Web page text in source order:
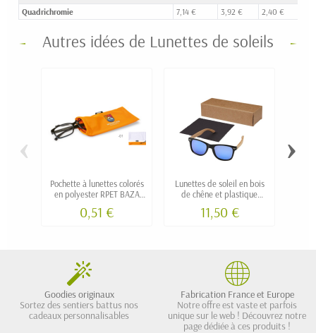
Quadrichromie
7,14 € 3,92 € 2,40 €
Autres idées de Lunettes de soleils
Pochette à lunettes colorés
en polyester RPET BAZA
0,51 €
Lunettes de soleil en bois
de chêne et plastique
personnalisables
11,50 €
‹ ›
Goodies originaux
Sortez des sentiers battus nos
cadeaux personnalisables
Fabrication France et Europe
Notre offre est vaste et parfois
unique sur le web ! Découvrez notre
page dédiée à ces produits !